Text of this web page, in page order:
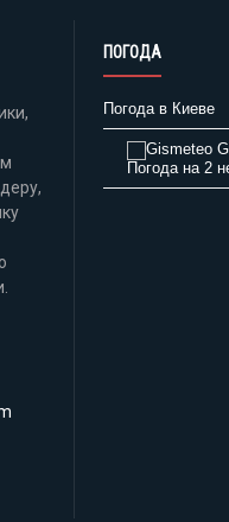
ПОГОДА
Погода в Киеве
Погода на 2